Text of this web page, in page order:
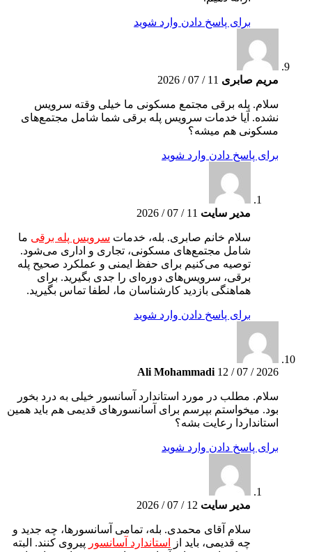
برای پاسخ دادن وارد شوید
مریم صابری 11 / 07 / 2026
سلام. پله برقی مجتمع مسکونی ما خیلی وقته سرویس
نشده. آیا خدمات سرویس پله برقی شما شامل مجتمع‌های
مسکونی هم میشه؟
برای پاسخ دادن وارد شوید
مدیر سایت 11 / 07 / 2026
سلام خانم صابری. بله، خدمات سرویس پله برقی ما
شامل مجتمع‌های مسکونی، تجاری و اداری می‌شود.
توصیه می‌کنیم برای حفظ ایمنی و عملکرد صحیح پله
برقی، سرویس‌های دوره‌ای را جدی بگیرید. برای
هماهنگی بازدید کارشناسان ما، لطفا تماس بگیرید.
برای پاسخ دادن وارد شوید
Ali Mohammadi 12 / 07 / 2026
سلام. مطلب در مورد استاندارد آسانسور خیلی به درد بخور
بود. میخواستم بپرسم برای آسانسورهای قدیمی هم باید همین
استانداردا رعایت بشه؟
برای پاسخ دادن وارد شوید
مدیر سایت 12 / 07 / 2026
سلام آقای محمدی. بله، تمامی آسانسورها، چه جدید و
چه قدیمی، باید از
استاندارد آسانسور پیروی کنند. البته